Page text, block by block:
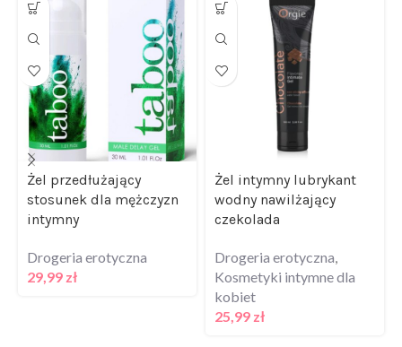
Żel przedłużający
stosunek dla mężczyzn
intymny
Drogeria erotyczna
29,99
zł
Żel intymny lubrykant
wodny nawilżający
czekolada
Drogeria erotyczna
Kosmetyki intymne dla
kobiet
25,99
zł